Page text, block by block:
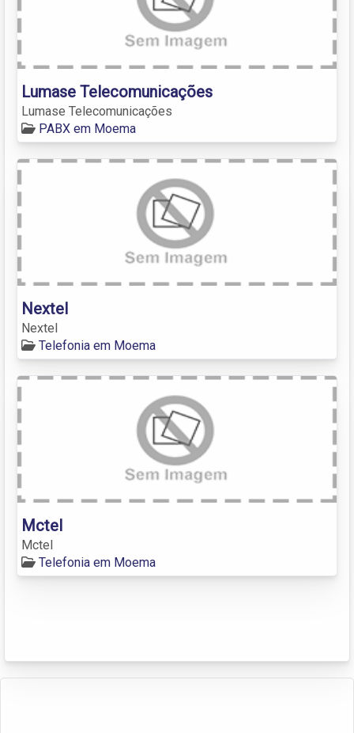
Lumase Telecomunicações
Lumase Telecomunicações
PABX em Moema
Nextel
Nextel
Telefonia em Moema
Mctel
Mctel
Telefonia em Moema